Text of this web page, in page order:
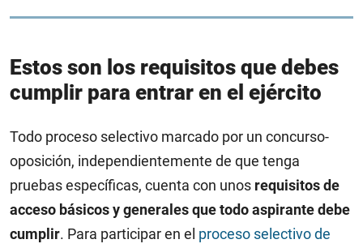
Estos son los requisitos que debes
cumplir para entrar en el ejército
Todo proceso selectivo marcado por un concurso-
oposición, independientemente de que tenga
pruebas específicas, cuenta con unos requisitos de
acceso básicos y generales que todo aspirante debe
cumplir. Para participar en el proceso selectivo de